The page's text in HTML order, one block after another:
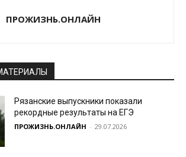
ПРОЖИЗНЬ.ОНЛАЙН
Рязанские выпускники показали
рекордные результаты на ЕГЭ
ПРОЖИЗНЬ.ОНЛАЙН - 29.07.2026